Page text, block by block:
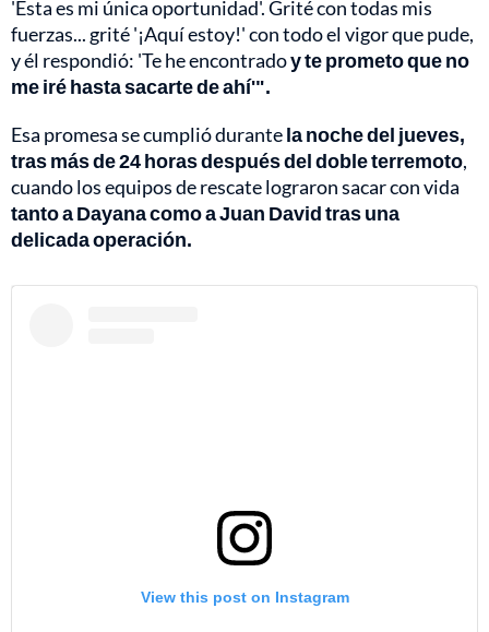
'Esta es mi única oportunidad'. Grité con todas mis
fuerzas... grité '¡Aquí estoy!' con todo el vigor que pude,
y él respondió: 'Te he encontradoy te prometo que no
me iré hasta sacarte de ahí'".
Esa promesa se cumplió durantela noche del jueves,
tras más de 24 horas después del doble terremoto,
cuando los equipos de rescate lograron sacar con vida
tanto a Dayana como a Juan David tras una
delicada operación.
View this post on Instagram